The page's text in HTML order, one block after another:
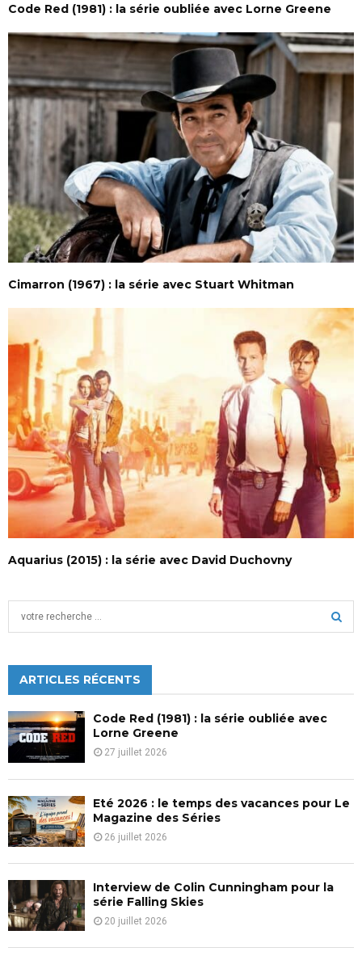
Code Red (1981) : la série oubliée avec Lorne Greene
Cimarron (1967) : la série avec Stuart Whitman
Aquarius (2015) : la série avec David Duchovny
h
f
o
r
:
C
H
ARTICLES RÉCENTS
Code Red (1981) : la série oubliée avec
Lorne Greene
27 juillet 2026
Eté 2026 : le temps des vacances pour Le
Magazine des Séries
26 juillet 2026
Interview de Colin Cunningham pour la
série Falling Skies
20 juillet 2026